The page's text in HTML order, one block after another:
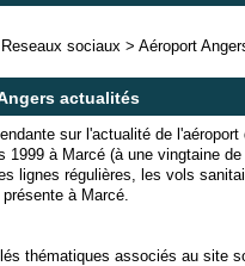
Reseaux sociaux > Aéroport
actualités
sur l'actualité de
1999 à Marcé (à une vingtaine
lignes régulières, les vols
à Marcé.
thématiques associés au site